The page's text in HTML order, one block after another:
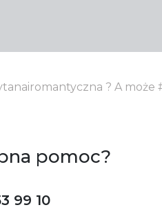
? A
pomoc?
99 10